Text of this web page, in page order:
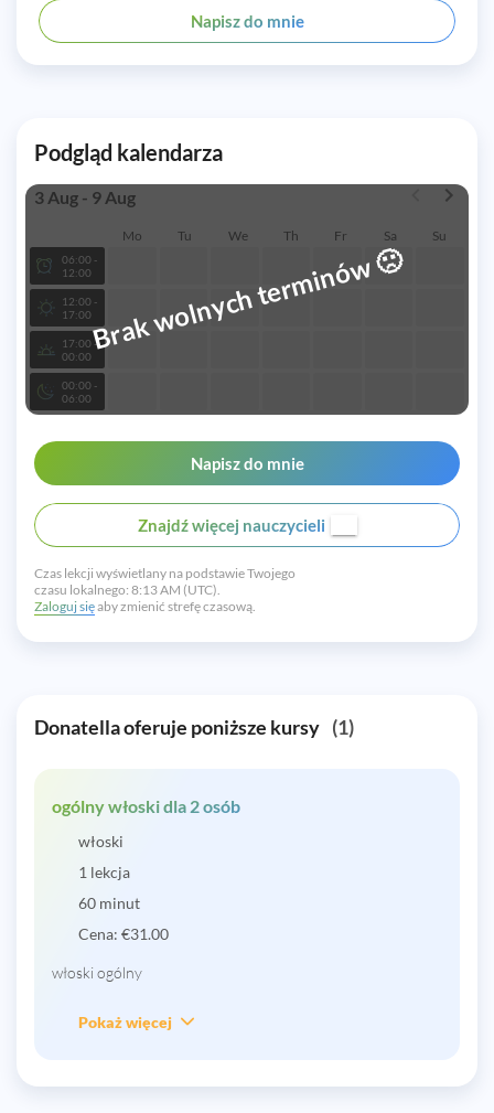
Napisz do mnie
Podgląd kalendarza
3 Aug - 9 Aug
Mo Tu We Th Fr Sa Su
06:00 -
12:00
12:00 -
17:00
17:00 -
00:00
00:00 -
06:00
Brak wolnych terminów🙁
Napisz do mnie
Znajdź więcej nauczycieli
Czas lekcji wyświetlany na podstawie Twojego
czasu lokalnego: 8:13 AM (UTC).
Zaloguj sięaby zmienić strefę czasową.
Donatella oferuje poniższe kursy (1)
ogólny włoski dla 2 osób
włoski
1 lekcja
60 minut
Cena: €31.00
włoski ogólny
Pokaż więcej